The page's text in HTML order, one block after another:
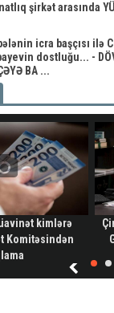
şirkət arasında
icra başçısı ilə
dostluğu... -
BA ...
kimlərə
Komitəsindən